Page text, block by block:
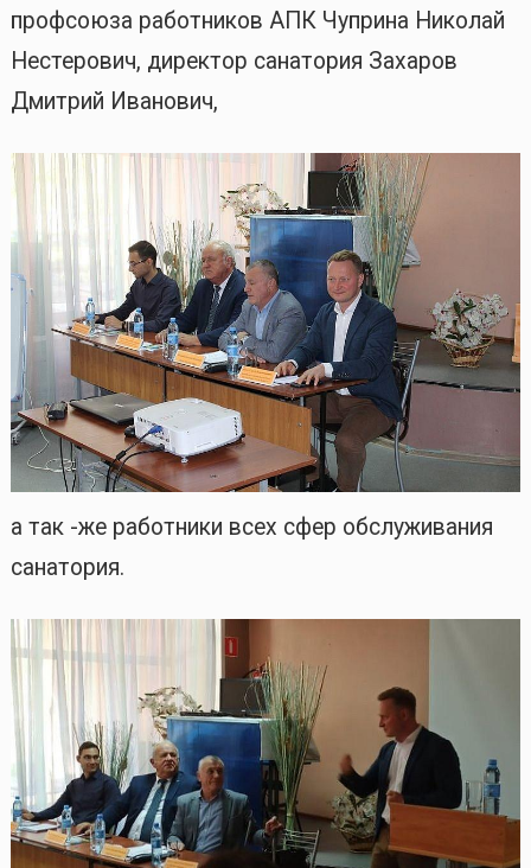
профсоюза работников АПК Чуприна Николай
Нестерович, директор санатория Захаров
Дмитрий Иванович,
а так -же работники всех сфер обслуживания
санатория.